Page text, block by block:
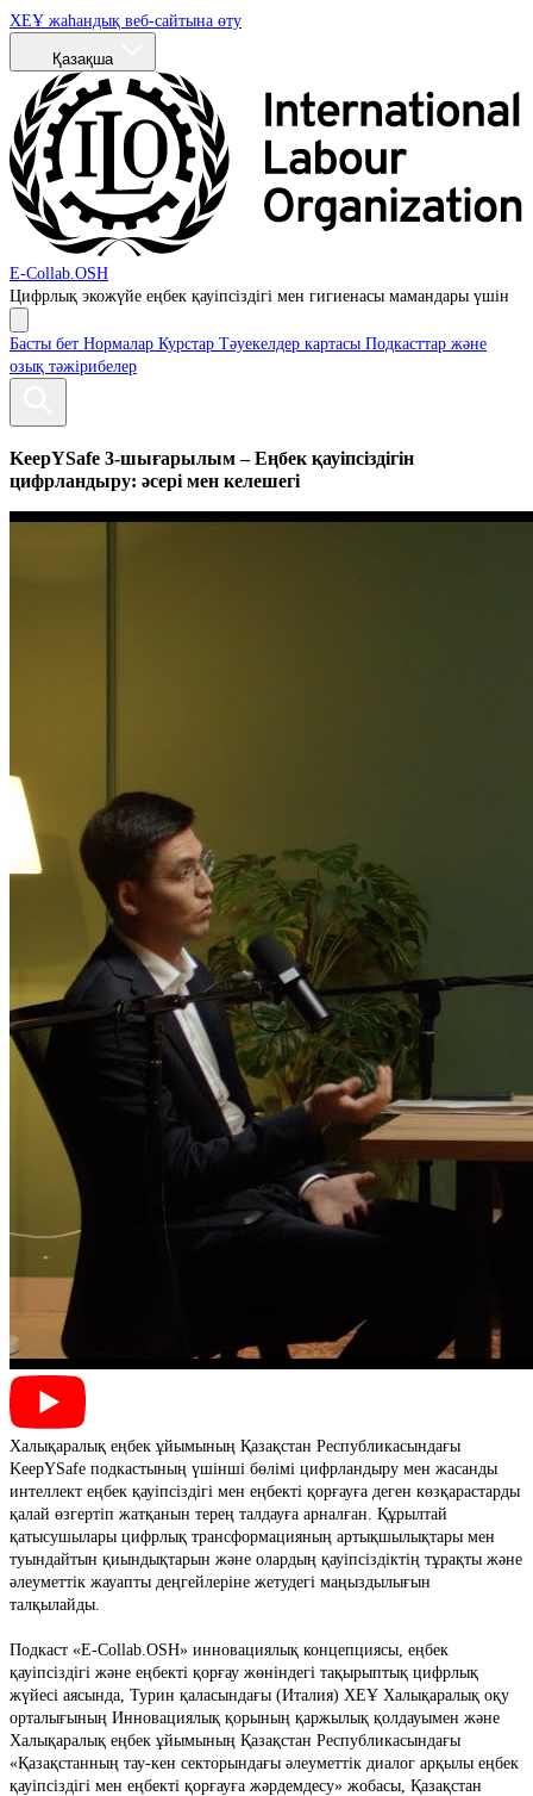
ХЕҰ жаһандық веб-сайтына өту
Қазақша
E-Collab.OSH
Цифрлық экожүйе еңбек қауіпсіздігі мен гигиенасы мамандары үшін
Басты бет Нормалар Курстар Тәуекелдер картасы Подкасттар және
озық тәжірибелер
KeepYSafe 3-шығарылым – Еңбек қауіпсіздігін
цифрландыру: әсері мен келешегі
Халықаралық еңбек ұйымының Қазақстан Республикасындағы
KeepYSafe подкастының үшінші бөлімі цифрландыру мен жасанды
интеллект еңбек қауіпсіздігі мен еңбекті қорғауға деген көзқарастарды
қалай өзгертіп жатқанын терең талдауға арналған. Құрылтай
қатысушылары цифрлық трансформацияның артықшылықтары мен
туындайтын қиындықтарын және олардың қауіпсіздіктің тұрақты және
әлеуметтік жауапты деңгейлеріне жетудегі маңыздылығын
талқылайды.
Подкаст «E-Collab.OSH» инновациялық концепциясы, еңбек
қауіпсіздігі және еңбекті қорғау жөніндегі тақырыптық цифрлық
жүйесі аясында, Турин қаласындағы (Италия) ХЕҰ Халықаралық оқу
орталығының Инновациялық қорының қаржылық қолдауымен және
Халықаралық еңбек ұйымының Қазақстан Республикасындағы
«Қазақстанның тау-кен секторындағы әлеуметтік диалог арқылы еңбек
қауіпсіздігі мен еңбекті қорғауға жәрдемдесу» жобасы, Қазақстан